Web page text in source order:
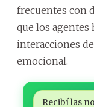
frecuentes con
que los agentes
interacciones
emocional.
Recibí las